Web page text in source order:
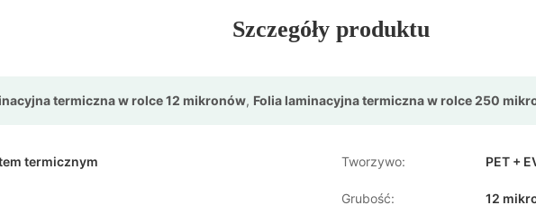
Szczegóły produktu
termiczna w rolce 12 mikronów, Folia laminacyjna termiczna w rolce 250
termicznym Tworzywo: PET +
Grubość: 12